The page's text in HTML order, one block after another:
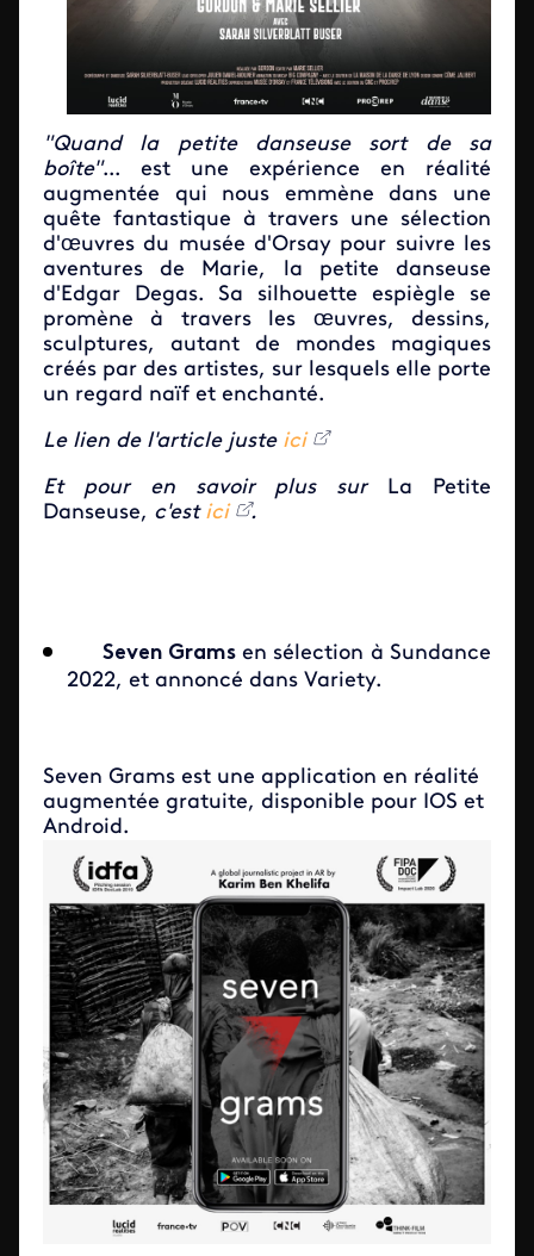
"Quand la petite danseuse sort de sa
boîte"... est une expérience en réalité
augmentée qui nous emmène dans une
quête fantastique à travers une sélection
d'œuvres du musée d'Orsay pour suivre les
aventures de Marie, la petite danseuse
d'Edgar Degas. Sa silhouette espiègle se
promène à travers les œuvres, dessins,
sculptures, autant de mondes magiques
créés par des artistes, sur lesquels elle porte
un regard naïf et enchanté.
Le lien de l'article juste ici
Et pour en savoir plus sur
La Petite
Danseuse, c'est ici .
Seven Grams en sélection à Sundance
2022, et annoncé dans Variety.
Seven Grams est une application en réalité
augmentée gratuite, disponible pour IOS et
Android.